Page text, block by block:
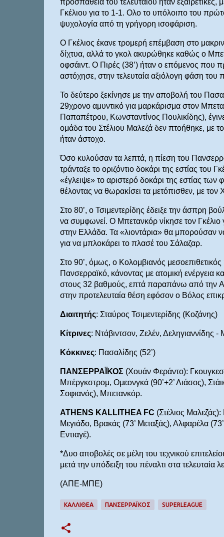
προσπάθεια του τελευταίου ήταν εξαιρετικές,
Γκέλιου για το 1-1. Ολο το υπόλοιπο του
ψυχολογία από τη γρήγορη ισοφάριση.
Ο Γκέλιος έκανε τρομερή επέμβαση στο
δίχτυα, αλλά το γκολ ακυρώθηκε καθώς ο
οφσάιντ. Ο Πιρές (38’) ήταν ο επόμενος που
αστόχησε, στην τελευταία αξιόλογη φάση του
Το δεύτερο ξεκίνησε με την αποβολή του
29χρονο αμυντικό για μαρκάρισμα στον
Παπαπέτρου, Κωνσταντίνος Πουλικίδης),
ομάδα του Στέλιου Μαλεζά δεν πτοήθηκε, με
ήταν άστοχο.
Όσο κυλούσαν τα λεπτά, η πίεση του
τράνταξε το οριζόντιο δοκάρι της εστίας του
«έγλειψε» το αριστερό δοκάρι της εστίας
θέλοντας να θωρακίσει τα μετόπισθεν, με
Στο 80’, ο Τσιμεντερίδης έδειξε την άσπρη
να συμφωνεί. Ο Μπετανκόρ νίκησε τον Γκέλιο
στην Ελλάδα. Τα «λιοντάρια» θα μπορούσαν
για να μπλοκάρει το πλασέ του Σάλαζαρ.
Στο 90’, όμως, ο Κολομβιανός
Πανσερραϊκό, κάνοντας με ατομική ενέργεια
στους 32 βαθμούς, επτά παραπάνω από την
στην προτελευταία θέση εφόσον ο Βόλος
Διαιτητής: Σταύρος Τσιμεντερίδης (Κοζάνης)
Κίτρινες: Ντάβιντσον, Ζελέν, Δεληγιαννίδης -
Κόκκινες: Πασαλίδης (52’)
ΠΑΝΣΕΡΡΑΪΚΟΣ(Χουάν Φεράντο):
Μπέργκστρομ, Ομεονγκά (90’+2’ Λιάσος),
Σοφιανός), Μπετανκόρ.
ATHENS KALLITHEA FC (Στέλιος Μαλεζάς):
Μεγιάδο, Βρακάς (73’ Μεταξάς), Αλφαρέλα
Εντιαγέ).
*Δυο αποβολές σε μέλη του τεχνικού
μετά την υπόδειξη του πέναλτι στα τελευταία
(ΑΠΕ-ΜΠΕ)
ΚΑΛΛΙΘΕΑ ΠΑΝΣΕΡΡΑΪΚΟΣ SUPERLEAGUE